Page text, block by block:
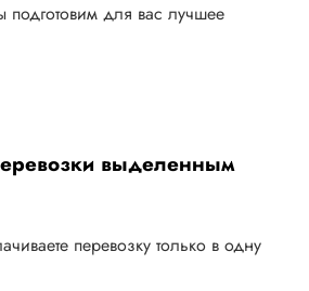
подготовим для вас лучшее
выделенным
перевозку только в одну